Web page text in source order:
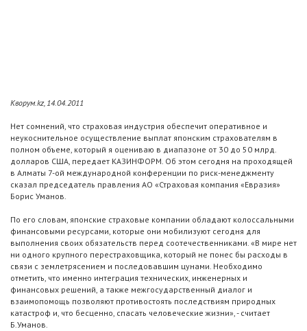
Кворум.kz, 14.04.2011
Нет сомнений, что страховая индустрия обеспечит оперативное и
неукоснительное осуществление выплат японским страхователям в
полном объеме, который я оцениваю в диапазоне от 30 до 50 млрд.
долларов США, передает КАЗИНФОРМ. Об этом сегодня на проходящей
в Алматы 7-ой международной конференции по риск-менеджменту
сказал председатель правления АО «Страховая компания «Евразия»
Борис Уманов.
По его словам, японские страховые компании обладают колоссальными
финансовыми ресурсами, которые они мобилизуют сегодня для
выполнения своих обязательств перед соотечественниками. «В мире нет
ни одного крупного перестраховщика, который не понес бы расходы в
связи с землетрясением и последовавшим цунами. Необходимо
отметить, что именно интеграция технических, инженерных и
финансовых решений, а также межгосударственный диалог и
взаимопомощь позволяют противостоять последствиям природных
катастроф и, что бесценно, спасать человеческие жизни», - считает
Б.Уманов.